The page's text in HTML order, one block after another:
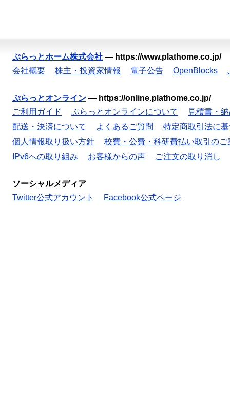
ぷらっとホーム株式会社 — https://www.plathome.co.jp/
会社概要
株主・投資家情報 電子公告 OpenBlocks
ぷらっとオンライン — https://online.plathome.co.jp/
ご利用ガイド
ぷらっとオンラインについて
見積書・
配送・決済について
よくあるご質問
特定商取引法に
個人情報取り扱い方針
校費・公費・科研費払い取引のご
IPv6への取り組み
お客様からの声 ご注文の取り消し
ソーシャルメディア
Twitter公式アカウント
Facebook公式ページ